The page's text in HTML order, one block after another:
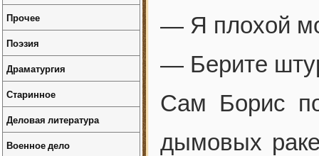
— Я плохой
— Берите
Сам Борис
дымовых
Прочее
Поэзия
Драматургия
Старинное
Деловая литература
Военное дело